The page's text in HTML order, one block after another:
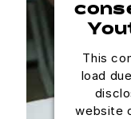
This
load
website